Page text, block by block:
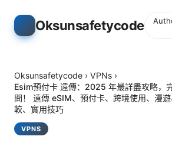
Oksunsafetycode
Oksunsafetycode › VPNs ›
Esim預付卡 遠傳：2025 年最詳盡攻略，
問！ 遠傳 eSIM、預付卡、跨境使用、漫
較、實用技巧
VPNS